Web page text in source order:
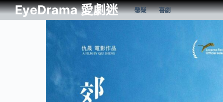
EyeDrama 愛劇迷 懸疑 喜劇